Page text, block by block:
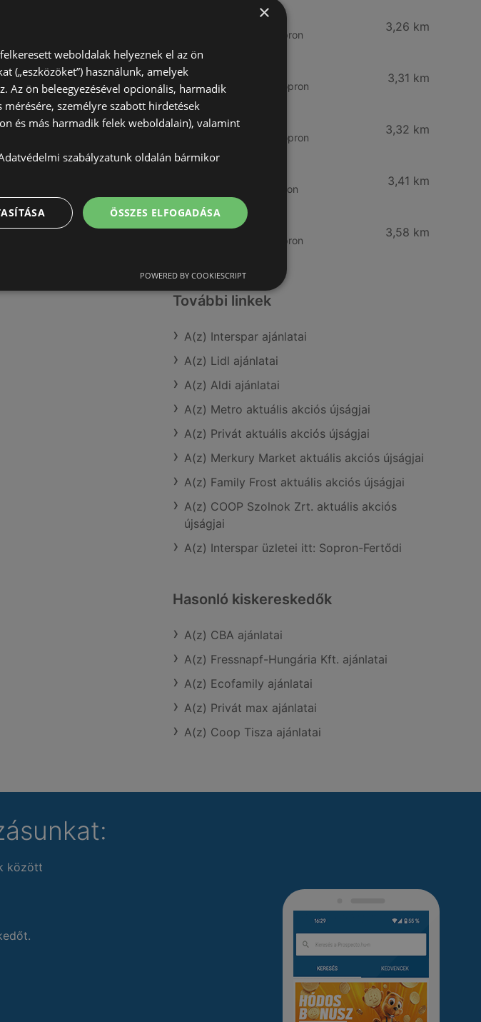
Ágfalvi út 4/a, 9400 Sopron
3,26 km
CBA
Somfalvi u. 14., 9400 Sopron
3,31 km
Reál
Besenyő u. 16., 9400 Sopron
3,32 km
Ibolya út 15., 9400 Sopron
3,41 km
Bánfalvi u. 14, 9400 Sopron
3,58 km
További linkek
A(z) Interspar ajánlatai
A(z) Lidl ajánlatai
A(z) Aldi ajánlatai
A(z) Metro aktuális akciós újságjai
A(z) Privát aktuális akciós újságjai
A(z) Merkury Market aktuális akciós újságjai
A(z) Family Frost aktuális akciós újságjai
A(z) COOP Szolnok Zrt. aktuális akciós
újságjai
A(z) Interspar üzletei itt: Sopron-Fertődi
Hasonló kiskereskedők
A(z) CBA ajánlatai
A(z) Fressnapf-Hungária Kft. ajánlatai
A(z) Ecofamily ajánlatai
A(z) Privát max ajánlatai
A(z) Coop Tisza ajánlatai
között
×
weboldalak helyeznek el az ön
(„eszközöket”) használunk, amelyek
Az ön beleegyezésével opcionális, harmadik
személyre szabott hirdetések
és más harmadik felek weboldalain), valamint
szabályzatunk oldalán bármikor
ÖSSZES ELFOGADÁSA
POWERED BY COOKIESCRIPT